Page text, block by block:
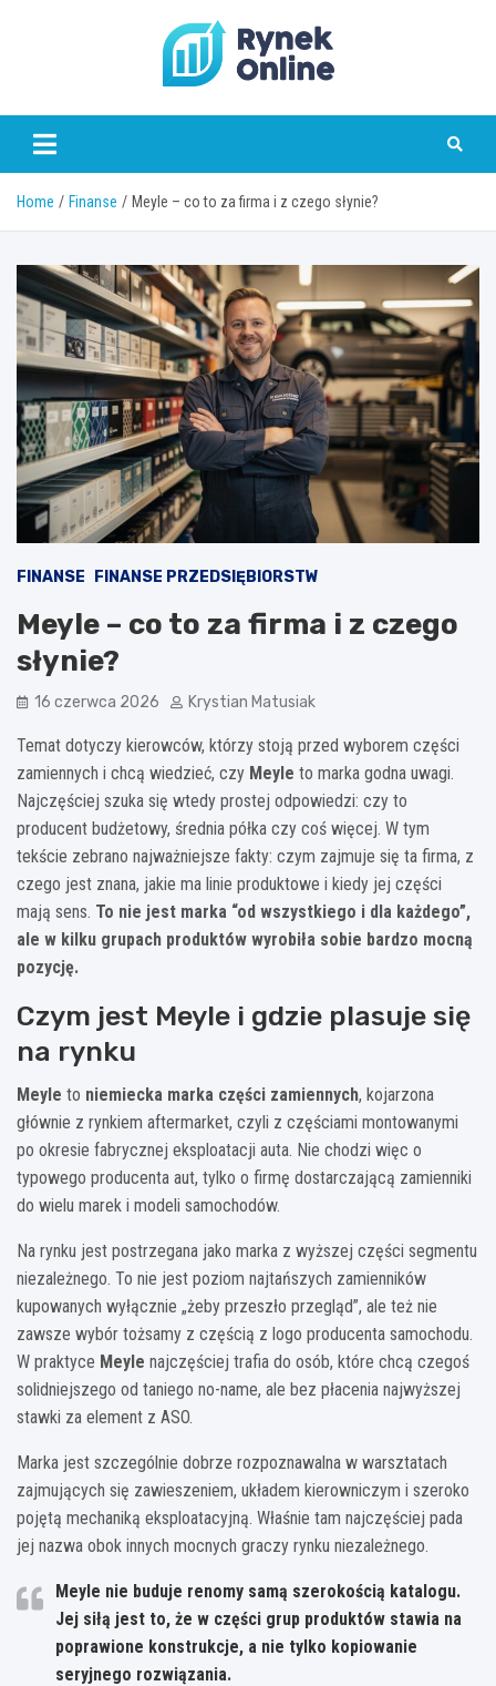
www.rynekonline.pl
Home Finanse Meyle – co to za firma i z czego słynie?
FINANSE FINANSE PRZEDSIĘBIORSTW
Meyle – co to za firma i z czego
słynie?
16 czerwca 2026 Krystian Matusiak
Temat dotyczy kierowców, którzy stoją przed wyborem części
zamiennych i chcą wiedzieć, czy Meyle to marka godna uwagi.
Najczęściej szuka się wtedy prostej odpowiedzi: czy to
producent budżetowy, średnia półka czy coś więcej. W tym
tekście zebrano najważniejsze fakty: czym zajmuje się ta firma, z
czego jest znana, jakie ma linie produktowe i kiedy jej części
mają sens. To nie jest marka “od wszystkiego i dla każdego”,
ale w kilku grupach produktów wyrobiła sobie bardzo mocną
pozycję.
Czym jest Meyle i gdzie plasuje się
na rynku
Meyle to niemiecka marka części zamiennych, kojarzona
głównie z rynkiem aftermarket, czyli z częściami montowanymi
po okresie fabrycznej eksploatacji auta. Nie chodzi więc o
typowego producenta aut, tylko o firmę dostarczającą zamienniki
do wielu marek i modeli samochodów.
Na rynku jest postrzegana jako marka z wyższej części segmentu
niezależnego. To nie jest poziom najtańszych zamienników
kupowanych wyłącznie „żeby przeszło przegląd”, ale też nie
zawsze wybór tożsamy z częścią z logo producenta samochodu.
W praktyce Meyle najczęściej trafia do osób, które chcą czegoś
solidniejszego od taniego no-name, ale bez płacenia najwyższej
stawki za element z ASO.
Marka jest szczególnie dobrze rozpoznawalna w warsztatach
zajmujących się zawieszeniem, układem kierowniczym i szeroko
pojętą mechaniką eksploatacyjną. Właśnie tam najczęściej pada
jej nazwa obok innych mocnych graczy rynku niezależnego.
Meyle nie buduje renomy samą szerokością katalogu.
Jej siłą jest to, że w części grup produktów stawia na
poprawione konstrukcje, a nie tylko kopiowanie
seryjnego rozwiązania.